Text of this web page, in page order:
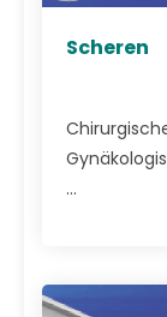
Scheren
...